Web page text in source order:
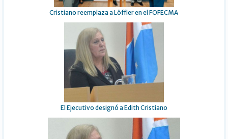
Cristiano reemplaza a Löffler en el FOFECMA
El Ejecutivo designó a Edith Cristiano